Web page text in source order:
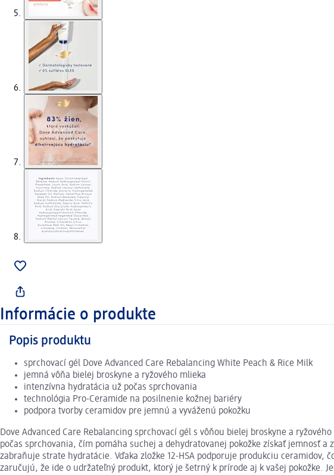
Informácie o produkte
Popis produktu
sprchovací gél Dove Advanced Care Rebalancing White Peach & Rice Milk
jemná vôňa bielej broskyne a ryžového mlieka
intenzívna hydratácia už počas sprchovania
technológia Pro-Ceramide na posilnenie kožnej bariéry
podpora tvorby ceramidov pre jemnú a vyváženú pokožku
Dove Advanced Care Rebalancing sprchovací gél s vôňou bielej broskyne a
počas sprchovania, čím pomáha suchej a dehydratovanej pokožke získať jemnosť
zabraňuje strate hydratácie. Vďaka zložke 12-HSA podporuje produkciu ceramidov,
zaručujú, že ide o udržateľný produkt, ktorý je šetrný k prírode aj k vašej pokožke.